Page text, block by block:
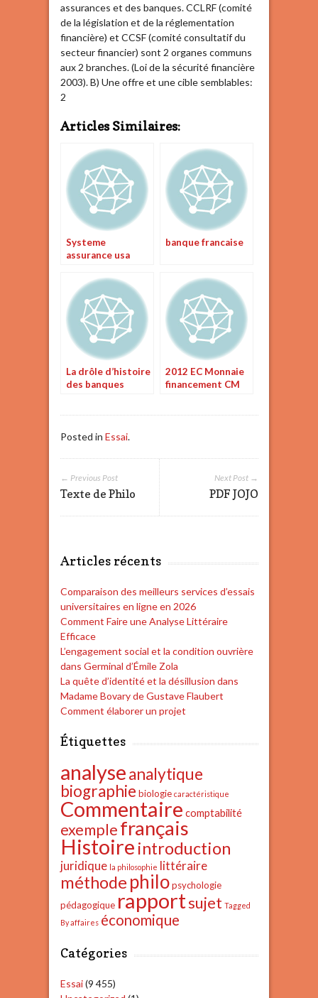
assurances et des banques. CCLRF (comité
de la législation et de la réglementation
financière) et CCSF (comité consultatif du
secteur financier) sont 2 organes communs
aux 2 branches. (Loi de la sécurité financière
2003). B) Une offre et une cible semblables:
2
Articles Similaires:
Systeme
assurance usa
banque francaise
La drôle d’histoire
des banques
2012 EC Monnaie
financement CM
Posted in Essai.
Next Post →
PDF JOJO
← Previous Post
Texte de Philo
Articles récents
Comparaison des meilleurs services d’essais
universitaires en ligne en 2026
Comment Faire une Analyse Littéraire
Efficace
L’engagement social et la condition ouvrière
dans Germinal d’Émile Zola
La quête d’identité et la désillusion dans
Madame Bovary de Gustave Flaubert
Comment élaborer un projet
Étiquettes
analyseanalytique
biographie biologie caractéristique
Commentaire comptabilité
exemplefrançais
Histoire introduction
juridique la philosophie littéraire
méthode philo psychologie
pédagogique rapportsujet Tagged
By affaires économique
Catégories
Essai(9 455)